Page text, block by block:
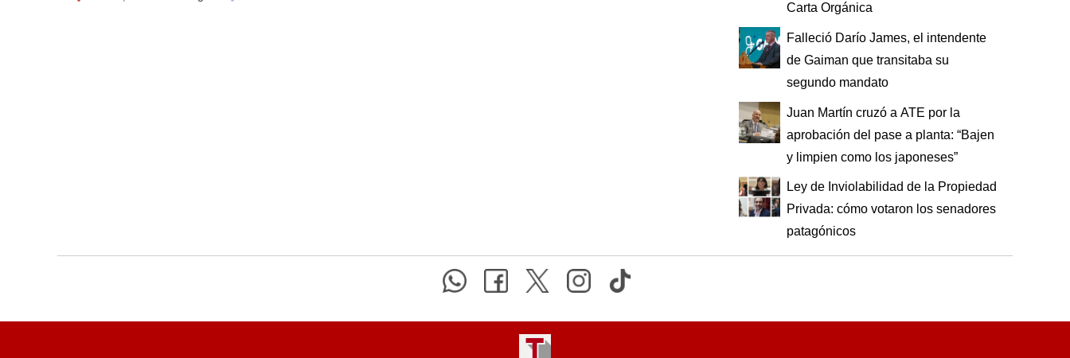
Carta Orgánica
Falleció Darío James, el intendente
de Gaiman que transitaba su
segundo mandato
Juan Martín cruzó a ATE por la
aprobación del pase a planta: “Bajen
y limpien como los japoneses”
Ley de Inviolabilidad de la Propiedad
Privada: cómo votaron los senadores
patagónicos